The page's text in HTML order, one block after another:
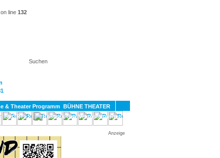
on line 132
BÜHNE THEATER
SPORT
GAY
Anzeige